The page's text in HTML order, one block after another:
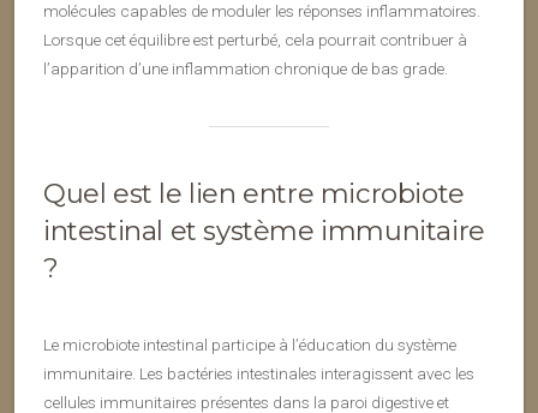
molécules capables de moduler les réponses inflammatoires.
Lorsque cet équilibre est perturbé, cela pourrait contribuer à
l’apparition d’une inflammation chronique de bas grade.
Quel est le lien entre microbiote
intestinal et système immunitaire
?
Le microbiote intestinal participe à l’éducation du système
immunitaire. Les bactéries intestinales interagissent avec les
cellules immunitaires présentes dans la paroi digestive et